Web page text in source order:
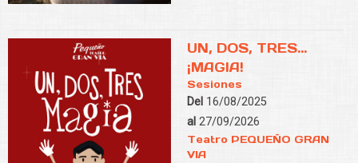
UN, DOS, TRES...
¡MAGIA!
Sesiones
Del 16/08/2025
al 27/09/2026
Teatro PEQUEÑO GRAN
VIA